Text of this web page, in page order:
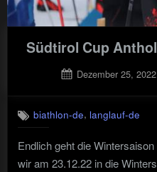
Südtirol Cup
Posted
Dezember 25, 2022
biathlon-de, langlauf-de
Endlich geht die
wir am 23.12.22 in die